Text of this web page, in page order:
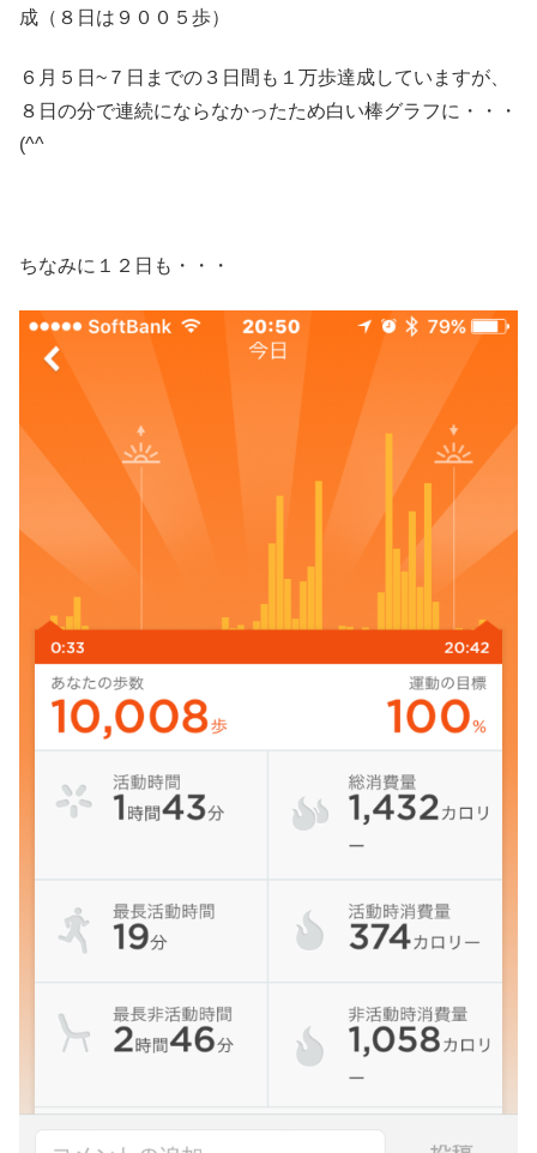
成（８日は９００５歩）
６月５日~７日までの３日間も１万歩達成していますが、
８日の分で連続にならなかったため白い棒グラフに・・・
(^^ゞ
ちなみに１２日も・・・